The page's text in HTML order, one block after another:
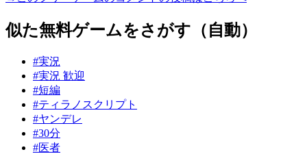
似た無料ゲームをさがす（自動）
#実況
#実況 歓迎
#短編
#ティラノスクリプト
#ヤンデレ
#30分
#医者